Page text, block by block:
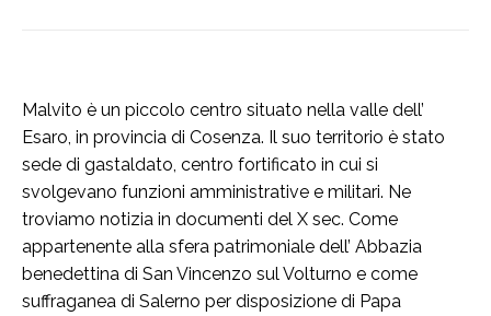
Malvito è un piccolo centro situato nella valle dell’
Esaro, in provincia di Cosenza. Il suo territorio è stato
sede di gastaldato, centro fortificato in cui si
svolgevano funzioni amministrative e militari. Ne
troviamo notizia in documenti del X sec. Come
appartenente alla sfera patrimoniale dell’ Abbazia
benedettina di San Vincenzo sul Volturno e come
suffraganea di Salerno per disposizione di Papa